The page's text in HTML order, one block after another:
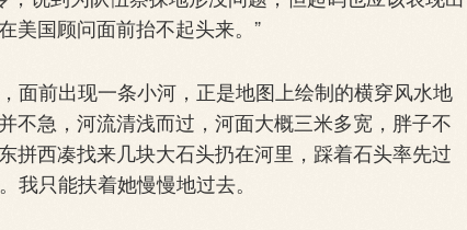
美国顾问面前抬不起头来。”
前出现一条小河，正是地图上绘制的横穿风水地
不急，河流清浅而过，河面大概三米多宽，胖子不
拼西凑找来几块大石头扔在河里，踩着石头率先过
只能扶着她慢慢地过去。